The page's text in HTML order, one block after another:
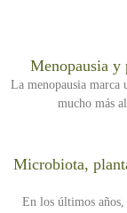
Menopausia y
La menopausia marca
mucho más
Microbiota,
En los últimos